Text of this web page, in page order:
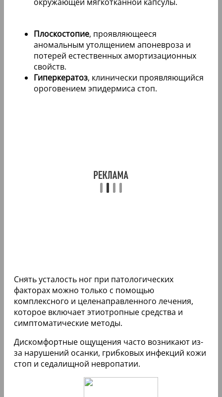
Плоскостопие, проявляющееся
аномальным утолщением апоневроза и
потерей естественных амортизационных
свойств.
Гиперкератоз, клинически проявляющийся
ороговением эпидермиса стоп.
Снять усталость ног при патологических
факторах можно только с помощью
комплексного и целенаправленного лечения,
которое включает этиотропные средства и
симптоматические методы.
Дискомфортные ощущения часто возникают из-
за нарушений осанки, грибковых инфекций кожи
стоп и седалищной невропатии.